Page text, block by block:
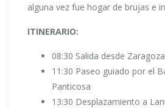
alguna vez fue hogar de brujas e
ITINERARIO:
08:30 Salida desde Zaragoza
11:30 Paseo guiado por el
Panticosa
13:30 Desplazamiento a